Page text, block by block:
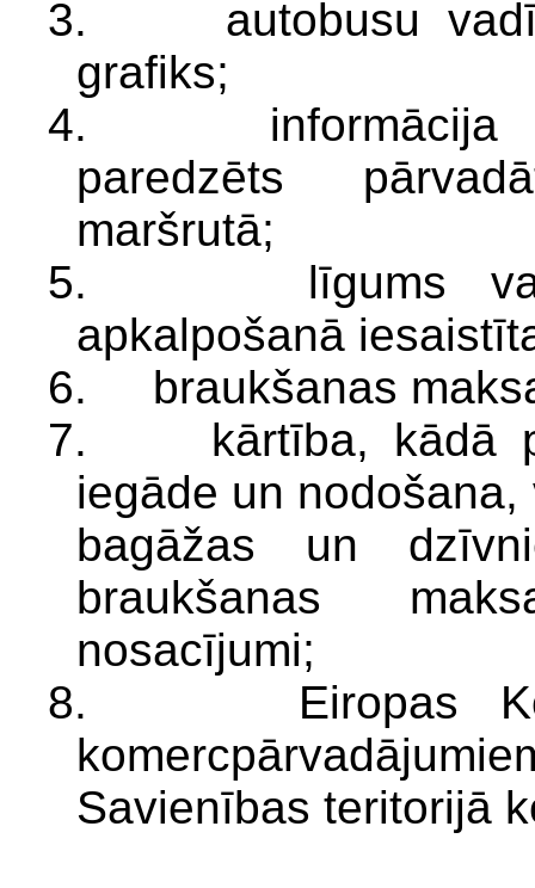
3. autobusu
grafiks;
4. informācija
paredzēts
maršrutā;
5. līgums vai
apkalpošanā
6. braukšanas
7. kārtība, kādā
iegāde un
bagāžas un
braukšanas
nosacījumi;
8. Eiropas
Savienības teritorijā